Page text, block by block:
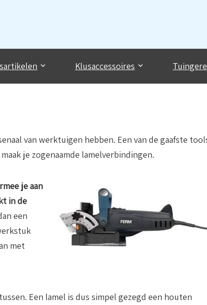
Klusaccessoires
van werktuigen hebben. Een van de gaafste
je zogenaamde lamelverbindingen.
je aan
in de
een
met
Een lamel is dus simpel gezegd een houten